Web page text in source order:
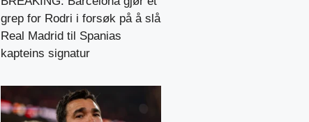
grep for Rodri i forsøk på å slå
Real Madrid til Spanias
kapteins signatur